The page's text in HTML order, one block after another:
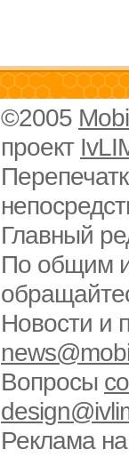
©2005
проект
Главный
По общим
Новости и
Вопросы
Реклама